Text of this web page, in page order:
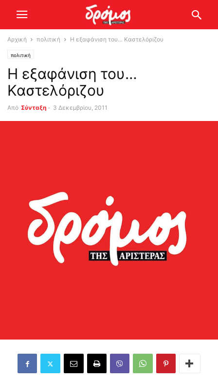
Αρχική πολιτική Η εξαφάνιση του… Καστελόριζου
πολιτική
Η εξαφάνιση του…
Καστελόριζου
Από Σύνταξη - 3 Δεκεμβρίου, 2011